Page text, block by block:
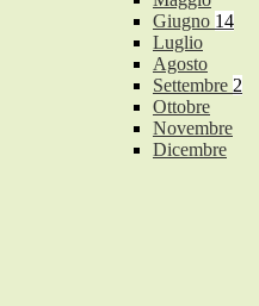
Giugno 14
Luglio
Agosto
Settembre 2
Ottobre
Novembre
Dicembre